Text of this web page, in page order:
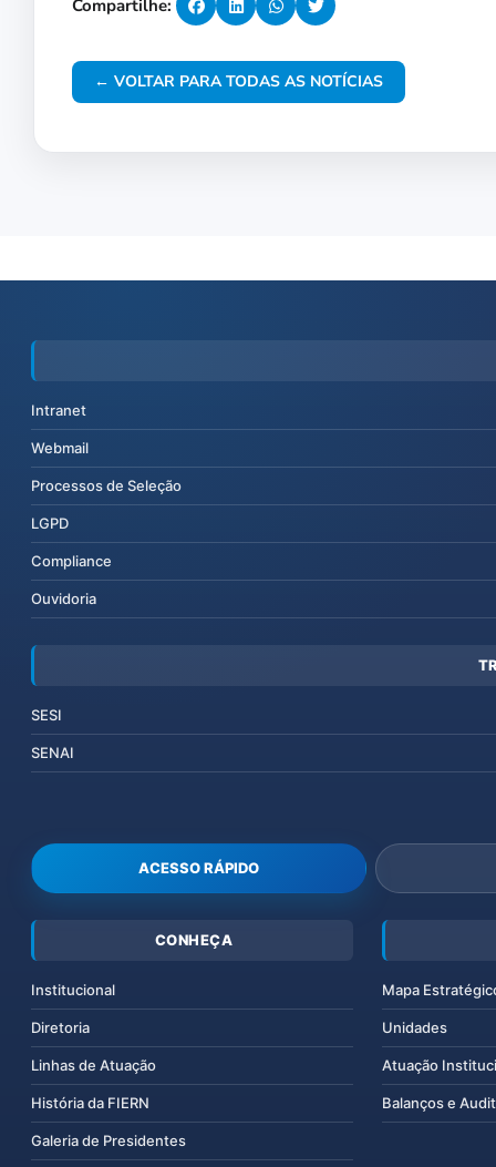
Compartilhe:
← VOLTAR PARA TODAS AS NOTÍCIAS
Intranet
Webmail
Processos de Seleção
LGPD
Compliance
Ouvidoria
SESI
SENAI
ACESSO RÁPIDO
CONHEÇA
Institucional
Diretoria
Linhas de Atuação
História da FIERN
Galeria de Presidentes
Mapa
Unidades
Atuação
Balanços e